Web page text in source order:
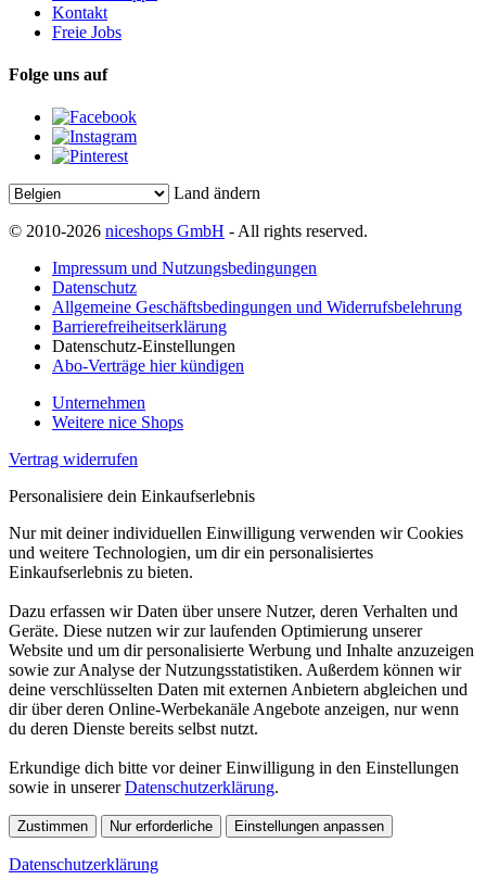
Kontakt
Freie Jobs
Folge uns auf
Land ändern
© 2010-2026 niceshops GmbH - All rights reserved.
Impressum und Nutzungsbedingungen
Datenschutz
Allgemeine Geschäftsbedingungen und Widerrufsbelehrung
Barrierefreiheitserklärung
Datenschutz-Einstellungen
Abo-Verträge hier kündigen
Unternehmen
Weitere nice Shops
Vertrag widerrufen
Personalisiere dein Einkaufserlebnis
Nur mit deiner individuellen Einwilligung verwenden wir Cookies
und weitere Technologien, um dir ein personalisiertes
Einkaufserlebnis zu bieten.
Dazu erfassen wir Daten über unsere Nutzer, deren Verhalten und
Geräte. Diese nutzen wir zur laufenden Optimierung unserer
Website und um dir personalisierte Werbung und Inhalte anzuzeigen
sowie zur Analyse der Nutzungsstatistiken. Außerdem können wir
deine verschlüsselten Daten mit externen Anbietern abgleichen und
dir über deren Online-Werbekanäle Angebote anzeigen, nur wenn
du deren Dienste bereits selbst nutzt.
Erkundige dich bitte vor deiner Einwilligung in den Einstellungen
sowie in unsererDatenschutzerklärung.
Zustimmen Nur erforderliche Einstellungen anpassen
Datenschutzerklärung